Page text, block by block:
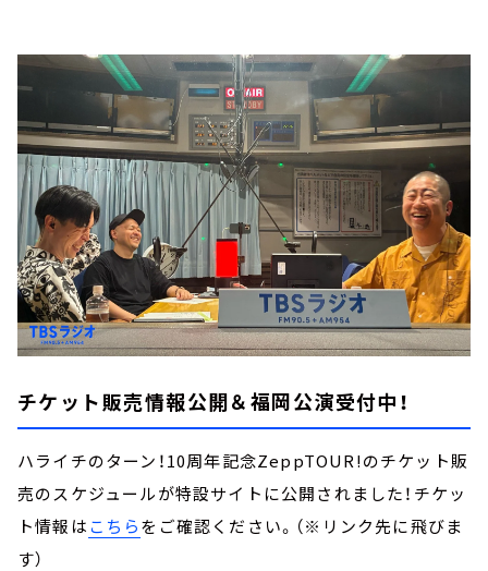
チケット販売情報公開＆福岡公演受付中！
ハライチのターン！10周年記念ZeppTOUR!のチケット販
売のスケジュールが特設サイトに公開されました！チケッ
ト情報はこちらをご確認ください。（※リンク先に飛びま
す）